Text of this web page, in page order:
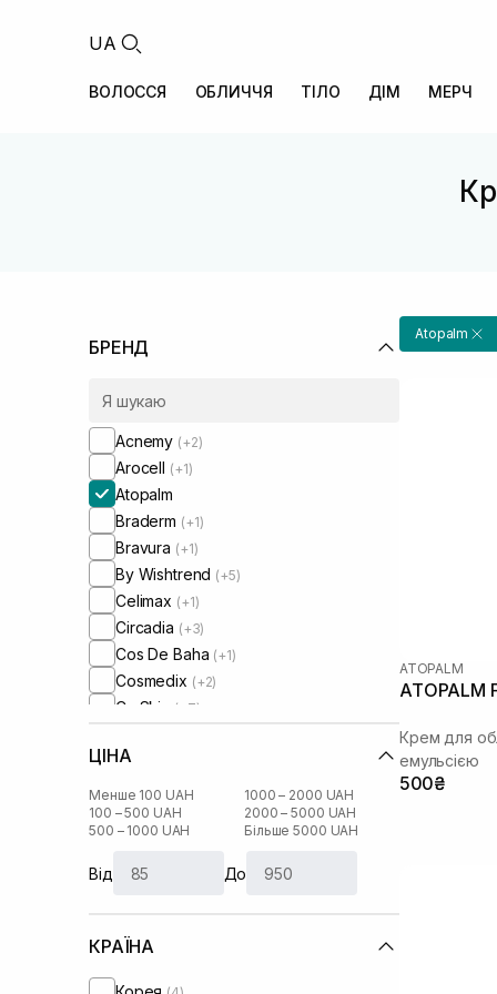
UA
ВОЛОССЯ ОБЛИЧЧЯ ТІЛО ДІМ МЕРЧ
БРЕНД
Acnemy (+2)
Arocell (+1)
Atopalm
Braderm (+1)
Bravura (+1)
By Wishtrend (+5)
Celimax (+1)
Circadia (+3)
Cos De Baha (+1)
Cosmedix (+2)
Cu Skin (+7)
DMK
Dear, Klairs
Dr. Althea
Dr. Ceuracle
Dr.Reju-All
HydroPeptide
I'm From
ЦІНА
Менше 100 UAH
100 – 500 UAH
500 – 1000 UAH
1000 – 2000 UAH
2000 – 5000 UAH
Більше 5000 UAH
Від До
КРАЇНА
Atopalm
ATOPALM
ATOPALM
Крем для
емульсією
500₴